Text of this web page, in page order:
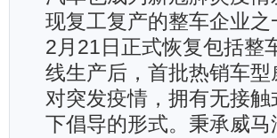
现复工复产的整车企业
2月21日正式恢复包括整
线生产后，首批热销车
对突发疫情，拥有无接
下倡导的形式。秉承威